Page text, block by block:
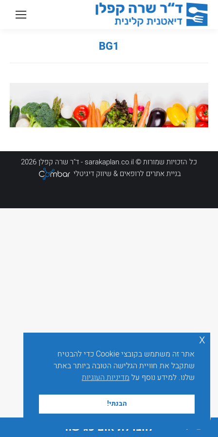
BG1
כל הזכויות שמורות © sarakaplan.co.il - ד"ר שרה קפלן 2026
בניית אתרים לרופאים & שיווק דיגיטלי
לחצו לתיאום פגישה
אתר זה משתמש בקובצי Cookie כדי להבטיח
שתקבל את חוויית הגלישה הטובה ביותר באתר
שלנו. למידע נוסף עלמדיניות העוגיות
הבנתי!
x